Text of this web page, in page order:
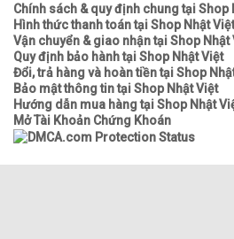
Chính sách & quy định chung tại Shop
Hình thức thanh toán tại Shop Nhật Việt
Vận chuyển & giao nhận tại Shop Nhật
Quy định bảo hành tại Shop Nhật Việt
Đổi, trả hàng và hoàn tiền tại Shop
Bảo mật thông tin tại Shop Nhật Việt
Hướng dẫn mua hàng tại Shop Nhật
Mở Tài Khoản Chứng Khoán